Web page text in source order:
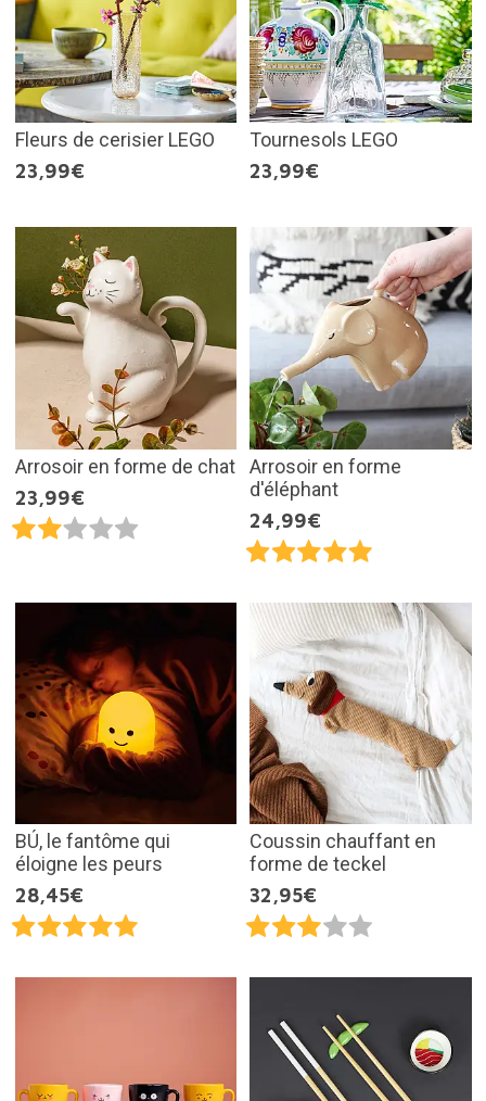
Fleurs de cerisier LEGO
23,99€
Tournesols LEGO
23,99€
Arrosoir en forme de chat
23,99€
Arrosoir en forme
d'éléphant
24,99€
BÚ, le fantôme qui
éloigne les peurs
28,45€
Coussin chauffant en
forme de teckel
32,95€